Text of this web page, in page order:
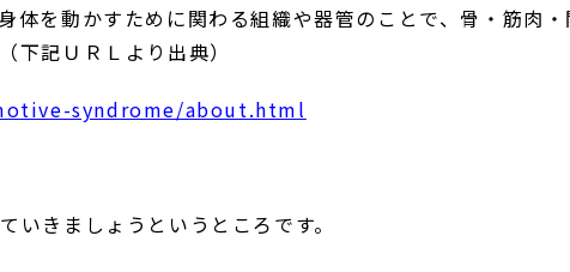
体を動かすために関わる組織や器管のことで、骨・筋肉・
下記ＵＲＬより出典）
syndrome/about.html
きましょうというところです。